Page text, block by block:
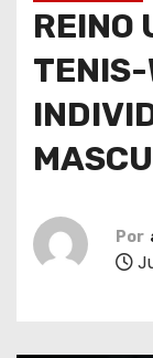
REINO
Por